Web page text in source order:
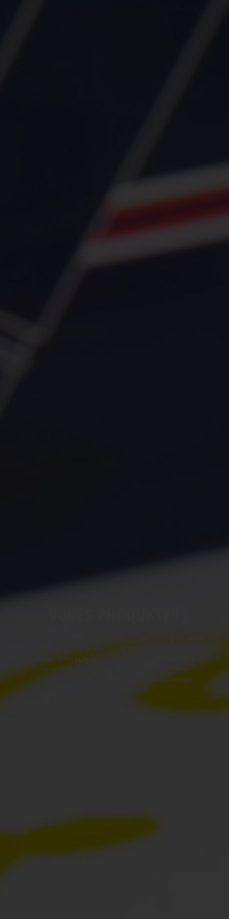
oprettelsesløsninger til arbejdspladsen, der er
tilpasset dine specifikke behov. Her er et udvalg af
vores produkter, der skaber sjovere, mere
inspirerende og mere effektive arbejdsdage.